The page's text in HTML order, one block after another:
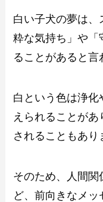
白い子犬の夢は
粋な気持ち」や「
ることがあると言
白という色は浄
えられることがあ
されることもあり
そのため、人間関
ど、前向きなメ